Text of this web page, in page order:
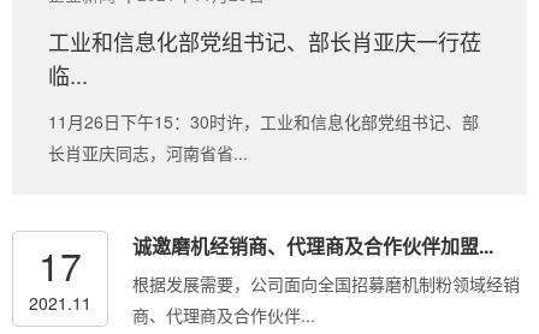
工业和信息化部党组书记、部长肖亚庆一行莅
临...
11月26日下午15：30时许，工业和信息化部党组书记、部
长肖亚庆同志，河南省省...
17
2021.11
诚邀磨机经销商、代理商及合作伙伴加盟...
根据发展需要，公司面向全国招募磨机制粉领域经销
商、代理商及合作伙伴...